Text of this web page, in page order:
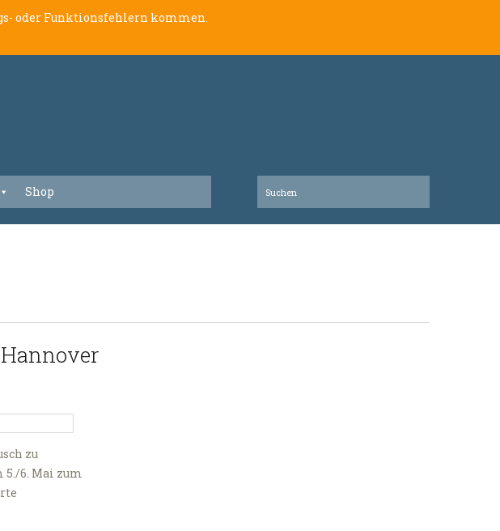
oder Funktionsfehlern kommen.
Shop
zu
5./6. Mai zum